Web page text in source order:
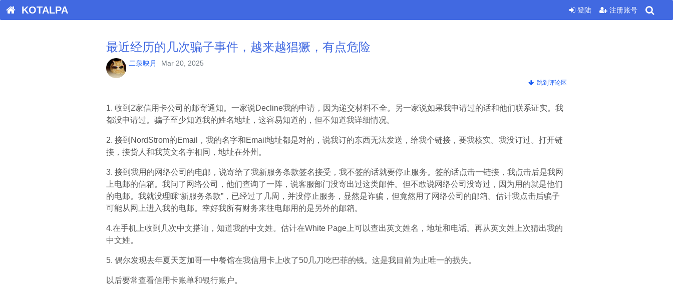
KOTALPA 登陆 注册账号
最近经历的几次骗子事件，越来越猖獗，有点危险
二泉映月 Mar 20, 2025
跳到评论区
1. 收到2家信用卡公司的邮寄通知。一家说Decline我的申请，因为递交材料不全。另一家说如果我申请过的话和他们联系证实。我
都没申请过。骗子至少知道我的姓名地址，这容易知道的，但不知道我详细情况。
2. 接到NordStrom的Email，我的名字和Email地址都是对的，说我订的东西无法发送，给我个链接，要我核实。我没订过。打开链
接，接货人和我英文名字相同，地址在外州。
3. 接到我用的网络公司的电邮，说寄给了我新服务条款签名接受，我不签的话就要停止服务。签的话点击一链接，我点击后是我网
上电邮的信箱。我问了网络公司，他们查询了一阵，说客服部门没寄出过这类邮件。但不敢说网络公司没寄过，因为用的就是他们
的电邮。我就没理睬“新服务条款”，已经过了几周，并没停止服务，显然是诈骗，但竟然用了网络公司的邮箱。估计我点击后骗子
可能从网上进入我的电邮。幸好我所有财务来往电邮用的是另外的邮箱。
4.在手机上收到几次中文搭讪，知道我的中文姓。估计在White Page上可以查出英文姓名，地址和电话。再从英文姓上次猜出我的
中文姓。
5. 偶尔发现去年夏天芝加哥一中餐馆在我信用卡上收了50几刀吃巴菲的钱。这是我目前为止唯一的损失。
以后要常查看信用卡账单和银行账户。